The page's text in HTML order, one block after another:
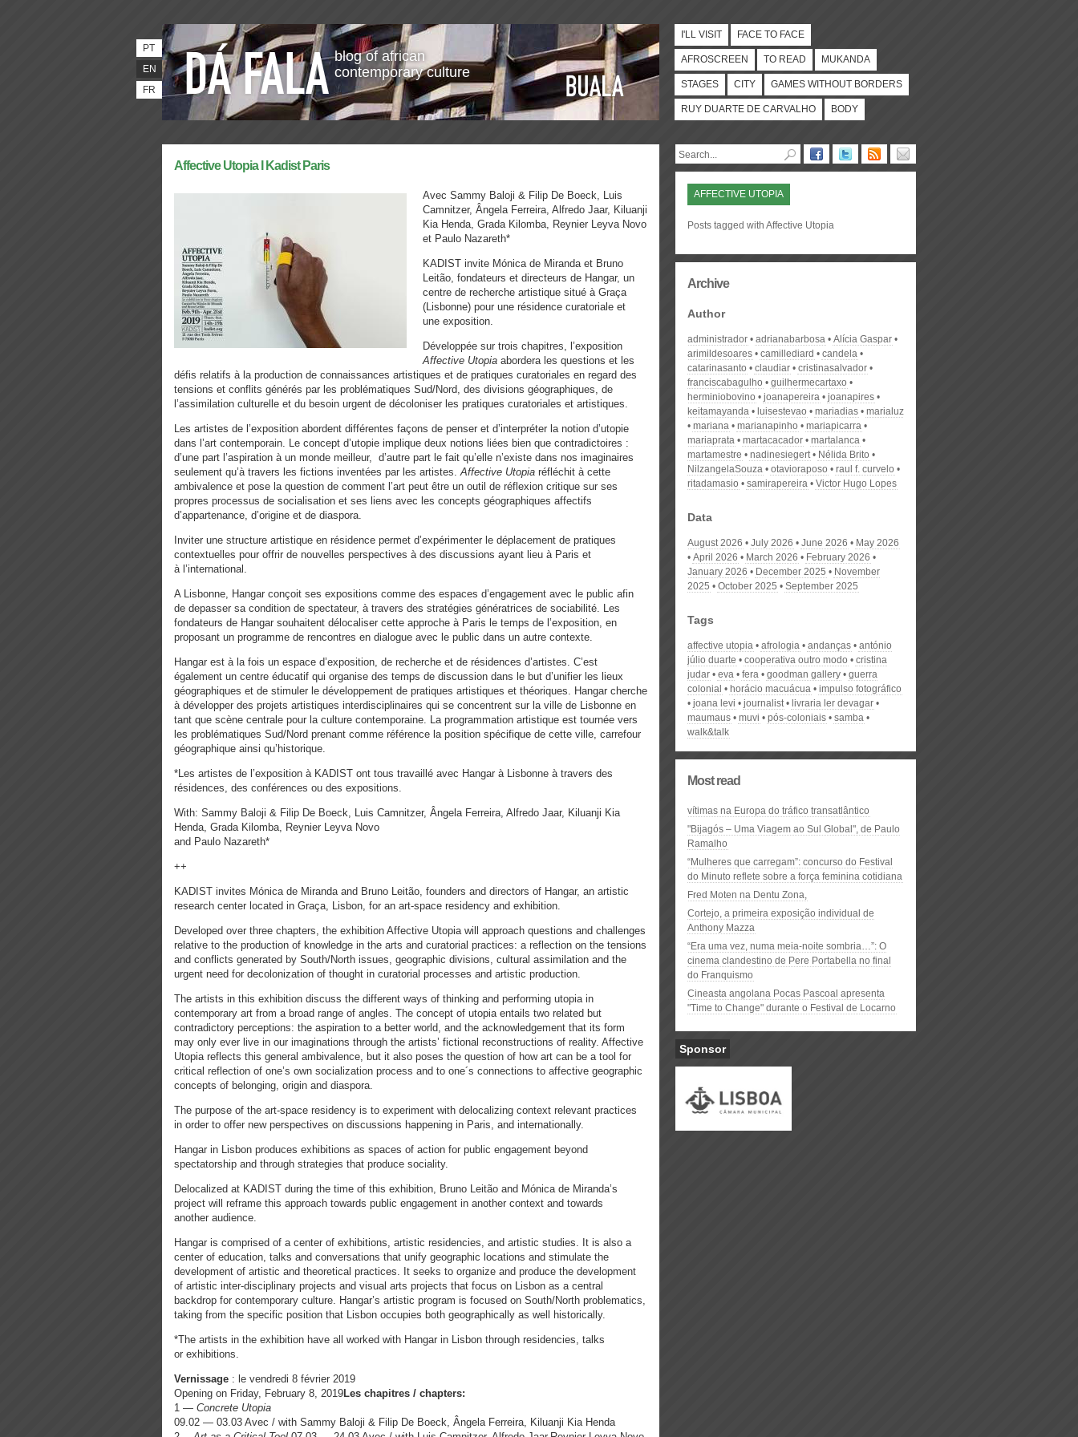
blog of african
contemporary culture
PT
EN
FR
I'LL VISIT FACE TO FACE
AFROSCREEN TO READ MUKANDA
STAGES CITY GAMES WITHOUT BORDERS
RUY DUARTE DE CARVALHO BODY
Affective Utopia I Kadist Paris
Avec Sammy Baloji & Filip De Boeck, Luis
Camnitzer, Ângela Ferreira, Alfredo Jaar, Kiluanji
Kia Henda, Grada Kilomba, Reynier Leyva Novo
et Paulo Nazareth*
KADIST invite Mónica de Miranda et Bruno
Leitão, fondateurs et directeurs de Hangar, un
centre de recherche artistique situé à Graça
(Lisbonne) pour une résidence curatoriale et
une exposition.
Développée sur trois chapitres, l’exposition
Affective Utopia abordera les questions et les
défis relatifs à la production de connaissances artistiques et de pratiques curatoriales en regard des
tensions et conflits générés par les problématiques Sud/Nord, des divisions géographiques, de
l’assimilation culturelle et du besoin urgent de décoloniser les pratiques curatoriales et artistiques.
Les artistes de l’exposition abordent différentes façons de penser et d’interpréter la notion d’utopie
dans l’art contemporain. Le concept d’utopie implique deux notions liées bien que contradictoires :
d’une part l’aspiration à un monde meilleur, d’autre part le fait qu’elle n’existe dans nos imaginaires
seulement qu’à travers les fictions inventées par les artistes.Affective Utopia réfléchit à cette
ambivalence et pose la question de comment l’art peut être un outil de réflexion critique sur ses
propres processus de socialisation et ses liens avec les concepts géographiques affectifs
d’appartenance, d’origine et de diaspora.
Inviter une structure artistique en résidence permet d’expérimenter le déplacement de pratiques
contextuelles pour offrir de nouvelles perspectives à des discussions ayant lieu à Paris et
à l’international.
A Lisbonne, Hangar conçoit ses expositions comme des espaces d’engagement avec le public afin
de depasser sa condition de spectateur, à travers des stratégies génératrices de sociabilité. Les
fondateurs de Hangar souhaitent délocaliser cette approche à Paris le temps de l’exposition, en
proposant un programme de rencontres en dialogue avec le public dans un autre contexte.
Hangar est à la fois un espace d’exposition, de recherche et de résidences d’artistes. C’est
également un centre éducatif qui organise des temps de discussion dans le but d’unifier les lieux
géographiques et de stimuler le développement de pratiques artistiques et théoriques. Hangar cherche
à développer des projets artistiques interdisciplinaires qui se concentrent sur la ville de Lisbonne en
tant que scène centrale pour la culture contemporaine. La programmation artistique est tournée vers
les problématiques Sud/Nord prenant comme référence la position spécifique de cette ville, carrefour
géographique ainsi qu’historique.
*Les artistes de l’exposition à KADIST ont tous travaillé avec Hangar à Lisbonne à travers des
résidences, des conférences ou des expositions.
With: Sammy Baloji & Filip De Boeck, Luis Camnitzer, Ângela Ferreira, Alfredo Jaar, Kiluanji Kia
Henda, Grada Kilomba, Reynier Leyva Novo
and Paulo Nazareth*
++
KADIST invites Mónica de Miranda and Bruno Leitão, founders and directors of Hangar, an artistic
research center located in Graça, Lisbon, for an art-space residency and exhibition.
Developed over three chapters, the exhibition Affective Utopia will approach questions and challenges
relative to the production of knowledge in the arts and curatorial practices: a reflection on the tensions
and conflicts generated by South/North issues, geographic divisions, cultural assimilation and the
urgent need for decolonization of thought in curatorial processes and artistic production.
The artists in this exhibition discuss the different ways of thinking and performing utopia in
contemporary art from a broad range of angles. The concept of utopia entails two related but
contradictory perceptions: the aspiration to a better world, and the acknowledgement that its form
may only ever live in our imaginations through the artists’ fictional reconstructions of reality. Affective
Utopia reflects this general ambivalence, but it also poses the question of how art can be a tool for
critical reflection of one’s own socialization process and to one´s connections to affective geographic
concepts of belonging, origin and diaspora.
The purpose of the art-space residency is to experiment with delocalizing context relevant practices
in order to offer new perspectives on discussions happening in Paris, and internationally.
Hangar in Lisbon produces exhibitions as spaces of action for public engagement beyond
spectatorship and through strategies that produce sociality.
Delocalized at KADIST during the time of this exhibition, Bruno Leitão and Mónica de Miranda’s
project will reframe this approach towards public engagement in another context and towards
another audience.
Hangar is comprised of a center of exhibitions, artistic residencies, and artistic studies. It is also a
center of education, talks and conversations that unify geographic locations and stimulate the
development of artistic and theoretical practices. It seeks to organize and produce the development
of artistic inter-disciplinary projects and visual arts projects that focus on Lisbon as a central
backdrop for contemporary culture. Hangar’s artistic program is focused on South/North problematics,
taking from the specific position that Lisbon occupies both geographically as well historically.
*The artists in the exhibition have all worked with Hangar in Lisbon through residencies, talks
or exhibitions.
Vernissage : le vendredi 8 février 2019
Opening on Friday, February 8, 2019Les chapitres / chapters:
1 — Concrete Utopia
09.02 — 03.03 Avec / with Sammy Baloji & Filip De Boeck, Ângela Ferreira, Kiluanji Kia Henda
AFFECTIVE UTOPIA
Posts tagged with Affective Utopia
Archive
Author
administrador adrianabarbosa
Alícia Gaspar
arimildesoares
camillediard
candela
catarinasanto
claudiar
cristinasalvador
franciscabagulho
guilhermecartaxo
herminiobovino
joanapereira
joanapires
keitamayanda
luisestevao mariadias
marialuz
mariana
marianapinho
mariapicarra
mariaprata
martacacador
martalanca
martamestre
nadinesiegert
Nélida Brito
NilzangelaSouza
otavioraposo
raul f. curvelo
ritadamasio
samirapereira Victor Hugo Lopes
Data
August 2026 July 2026 June 2026
May 2026
April 2026
March 2026
February 2026
January 2026
December 2025
November
2025
October 2025 September 2025
Tags
affective utopia afrologia andanças
antónio
júlio duarte
cooperativa outro modo
cristina
judar
eva fera goodman gallery
guerra
colonial
horácio macuácua
impulso fotográfico
joana levi
journalist
livraria ler devagar
maumaus
muvi pós-coloniais
samba
walk&talk
Most read
vítimas na Europa do tráfico transatlântico
"Bijagós – Uma Viagem ao Sul Global", de Paulo
Ramalho
“Mulheres que carregam”: concurso do Festival
do Minuto reflete sobre a força feminina cotidiana
Fred Moten na Dentu Zona,
Cortejo, a primeira exposição individual de
Anthony Mazza
“Era uma vez, numa meia-noite sombria…”: O
cinema clandestino de Pere Portabella no final
do Franquismo
Cineasta angolana Pocas Pascoal apresenta
"Time to Change" durante o Festival de Locarno
Sponsor